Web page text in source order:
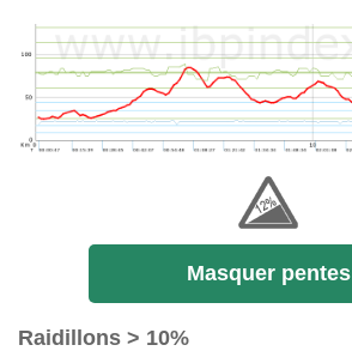
Masquer pentes
Raidillons > 10%